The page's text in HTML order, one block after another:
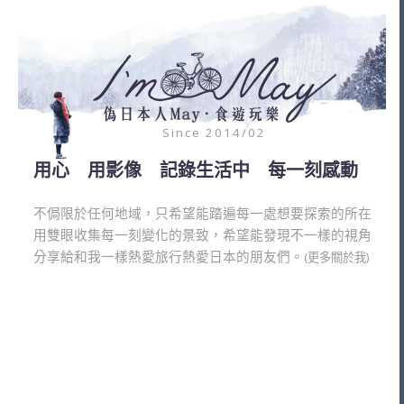
Since 2014/02
用心 用影像 記錄生活中 每一刻感動
不侷限於任何地域，只希望能踏遍每一處想要探索的所在
用雙眼收集每一刻變化的景致，希望能發現不一樣的視角
分享給和我一樣熱愛旅行熱愛日本的朋友們。 (更多關於我)